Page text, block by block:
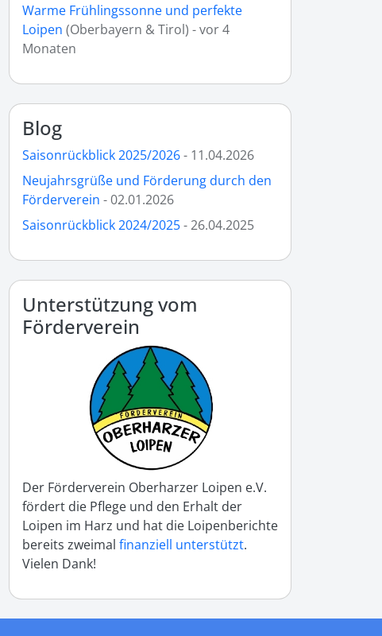
Warme Frühlingssonne und perfekte
Loipen (Oberbayern & Tirol) - vor 4
Monaten
Blog
Saisonrückblick 2025/2026- 11.04.2026
Neujahrsgrüße und Förderung durch den
Förderverein - 02.01.2026
Saisonrückblick 2024/2025- 26.04.2025
Unterstützung vom
Förderverein
Der Förderverein Oberharzer Loipen e.V.
fördert die Pflege und den Erhalt der
Loipen im Harz und hat die Loipenberichte
bereits zweimal finanziell unterstützt.
Vielen Dank!